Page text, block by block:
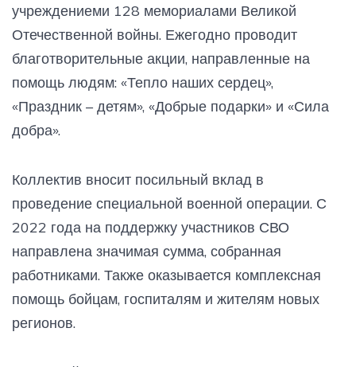
учреждениеми 128 мемориалами Великой
Отечественной войны. Ежегодно проводит
благотворительные акции, направленные на
помощь людям: «Тепло наших сердец»,
«Праздник – детям», «Добрые подарки» и «Сила
добра».
Коллектив вносит посильный вклад в
проведение специальной военной операции. С
2022 года на поддержку участников СВО
направлена значимая сумма, собранная
работниками. Также оказывается комплексная
помощь бойцам, госпиталям и жителям новых
регионов.